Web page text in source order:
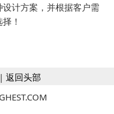
计方案，并根据客户需
！
返回头部